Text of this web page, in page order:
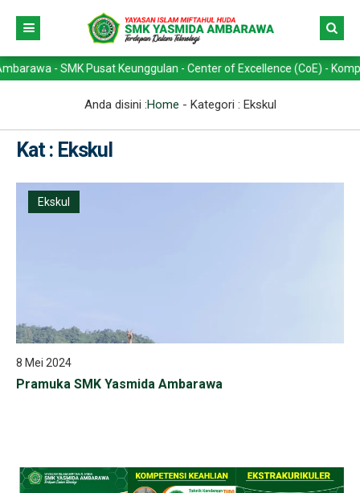
- SMK Pusat Keunggulan - Center of Excellence (CoE) -
Anda disini :Home - Kategori : Ekskul
Kat : Ekskul
Ekskul
8 Mei 2024
Pramuka SMK Yasmida Ambarawa